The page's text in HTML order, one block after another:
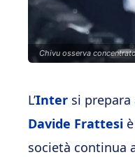
Chivu osserva
L’Inter si
Davide Frattesi
società continua